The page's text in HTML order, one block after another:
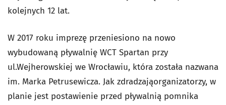
kolejnych 12 lat.
W 2017 roku imprezę przeniesiono na nowo
wybudowaną pływalnię WCT Spartan przy
ul.Wejherowskiej we Wrocławiu, która została nazwana
im. Marka Petrusewicza. Jak zdradzająorganizatorzy, w
planie jest postawienie przed pływalnią pomnika